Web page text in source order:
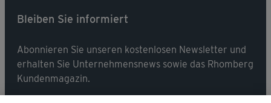
Bleiben Sie informiert
Abonnieren Sie unseren kostenlosen Newsletter und
erhalten Sie Unternehmensnews sowie das Rhomberg
Kundenmagazin.